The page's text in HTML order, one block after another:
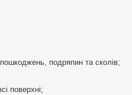
подряпин та сколів;
поверхні;